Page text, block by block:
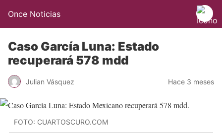
Once Noticias
Caso García Luna: Estado
recuperará 578 mdd
Julian Vásquez Hace 3 meses
FOTO: CUARTOSCURO.COM